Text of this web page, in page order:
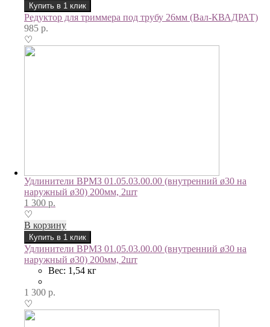
Купить в 1 клик
Редуктор для триммера под трубу 26мм (Вал-КВАДРАТ)
985 р.
♡
Удлинители ВРМЗ 01.05.03.00.00 (внутренний ø30 на
наружный ø30) 200мм, 2шт
1 300 р.
♡
В корзину
Купить в 1 клик
Удлинители ВРМЗ 01.05.03.00.00 (внутренний ø30 на
наружный ø30) 200мм, 2шт
Вес: 1,54 кг
1 300 р.
♡